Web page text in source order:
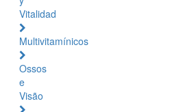
Vitalidad
Multivitamínicos
Ossos
e
Visão